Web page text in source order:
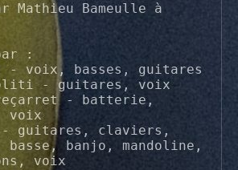
Mathieu Bameulle à
:
- voix, basses, guitares
- guitares, voix
- batterie,
voix
- guitares, claviers,
basse, banjo, mandoline,
voix